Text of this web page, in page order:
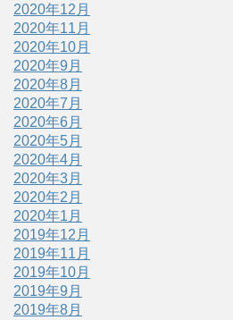
2020年12月
2020年11月
2020年10月
2020年9月
2020年8月
2020年7月
2020年6月
2020年5月
2020年4月
2020年3月
2020年2月
2020年1月
2019年12月
2019年11月
2019年10月
2019年9月
2019年8月